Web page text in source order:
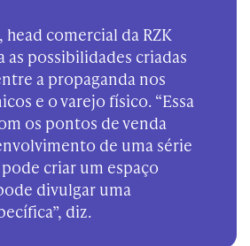
comercial da RZK
as possibilidades criadas
a propaganda nos
e o varejo físico. “Essa
os pontos de venda
de uma série
pode criar um espaço
divulgar uma
diz.